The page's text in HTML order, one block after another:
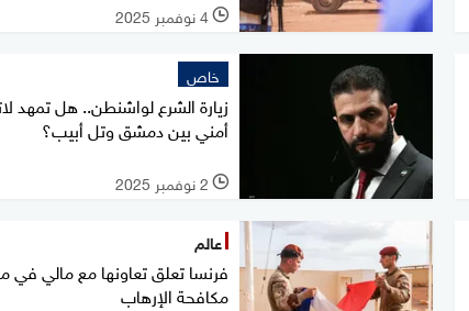
l 4 نوفمبر 2025
خاص
زيارة الشرع لواشنطن.. هل تمهد
أمني بين دمشق وتل أبيب؟
l 2 نوفمبر 2025
عالم
فرنسا تعلق تعاونها مع مالي في
مكافحة الإرهاب